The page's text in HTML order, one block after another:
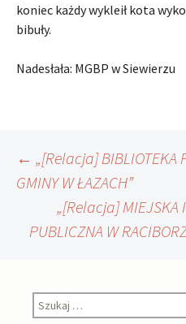
koniec każdy wykleił kota
bibuły.
Nadesłała: MGBP w Siewierzu
wpisu
← „[Relacja] BIBLIOTEKA
GMINY W ŁAZACH”
„[Relacja] MIEJSKA
PUBLICZNA W
Szukaj: